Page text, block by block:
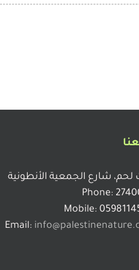
لحم، شارع الجمعية الأنطونية
Phone:
Mobile:
Email: